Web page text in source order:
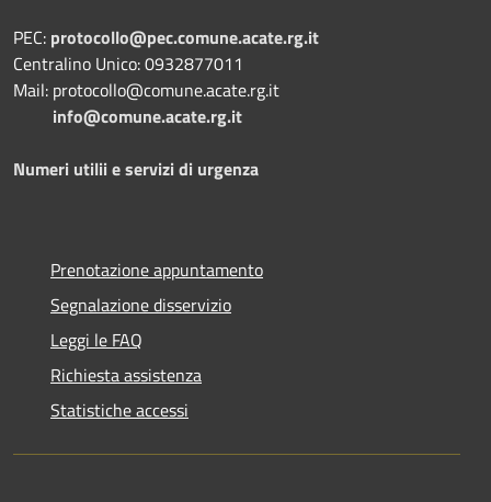
PEC: protocollo@pec.comune.acate.rg.it
Centralino Unico: 0932877011
Mail: protocollo@comune.acate.rg.it
info@comune.acate.rg.it
Numeri utilii e servizi di urgenza
Prenotazione appuntamento
Segnalazione disservizio
Leggi le FAQ
Richiesta assistenza
Statistiche accessi